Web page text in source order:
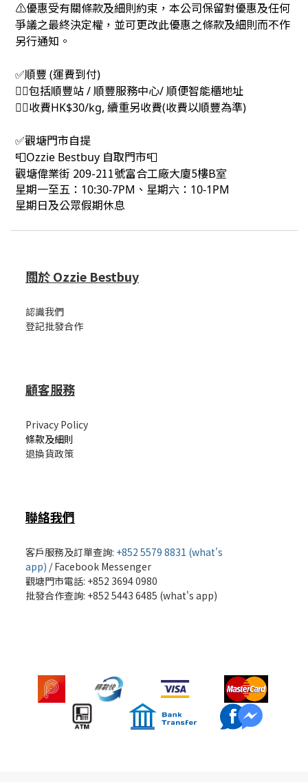
⚠優惠受有關條款及細則約束，本公司保留對優惠及任何
爭議之最終決定權，並可更改此優惠之條款及細則而不作
另行通知。
✅順豐 (運費到付)
👉🏻包括順豐站 / 順豐服務中心/ 順便智能櫃地址
👉🏻收費HK$30/kg, 續重另收費(收費以順豐為準)
✅觀塘門市自提
📮Ozzie Bestbuy 自取門市📮
觀塘偉業街 209-211號富合工廠大廈5樓B室
星期一至五：10:30-7PM、星期六：10-1PM
星期日及公眾假期休息
關於 Ozzie Bestbuy
認識我們
登記批發合作
顧客服務
Privacy Policy
條款及細則
退換貨政策
聯絡我們
客戶服務及訂單查詢: +852 5579 8831 (what's
app) /Facebook Messenger
觀塘門市電話: +852 3694 0980
批發合作查詢: +852 5443 6485 (what's app)